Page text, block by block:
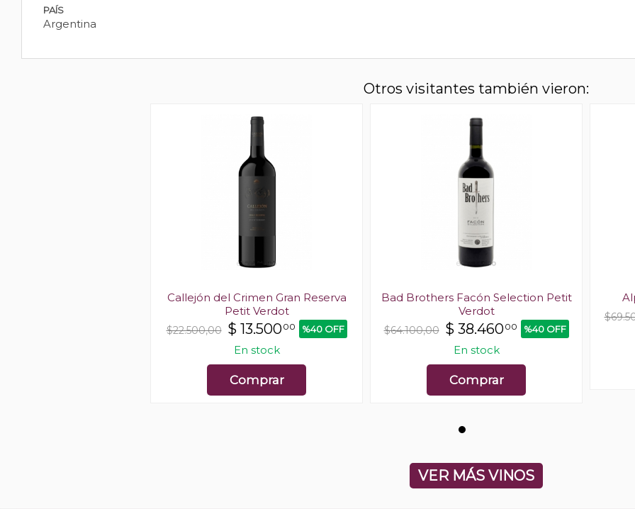
PAÍS
Argentina
Otros visitantes también vieron:
Callejón del Crimen Gran Reserva
Petit Verdot
$22.500,00 $ 13.50000 %40 OFF
En stock
Comprar
Bad Brothers Facón Selection Petit
Verdot
$64.100,00 $ 38.46000 %40 OFF
En stock
Comprar
VER MÁS VINOS